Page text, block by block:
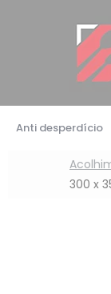
Anti desperdício
300 x